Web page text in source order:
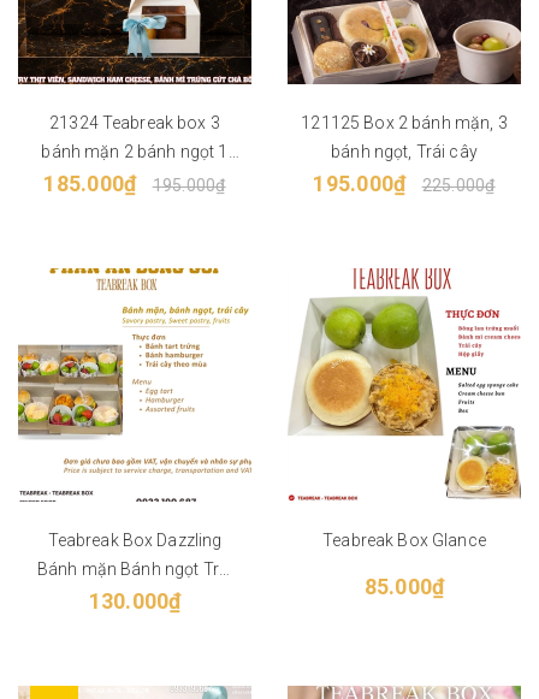
21324 Teabreak box 3
bánh mặn 2 bánh ngọt 1
trái cây
185.000₫ 195.000₫
121125 Box 2 bánh mặn, 3
bánh ngọt, Trái cây
195.000₫ 225.000₫
Teabreak Box Dazzling
Bánh mặn Bánh ngọt Trái
cây/Savory pastry, Sweet
130.000₫
Teabreak Box Glance
85.000₫